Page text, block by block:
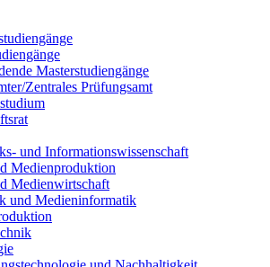
Masterstudiengänge
Zentrales Prüfungsamt
und Informationswissenschaft
Medienproduktion
Medienwirtschaft
und Medieninformatik